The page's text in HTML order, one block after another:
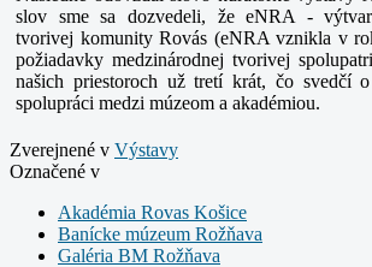
slov sme sa dozvedeli, že eNRA -
tvorivej komunity Rovás (eNRA vznikla v
požiadavky medzinárodnej tvorivej
našich priestoroch už tretí krát, čo svedčí
spolupráci medzi múzeom a akadémiou.
Zverejnené v Výstavy
Označené v
Akadémia Rovas Košice
Banícke múzeum Rožňava
Galéria BM Rožňava